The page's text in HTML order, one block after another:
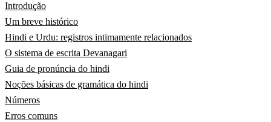
Introdução
Um breve histórico
Hindi e Urdu: registros intimamente relacionados
O sistema de escrita Devanagari
Guia de pronúncia do hindi
Noções básicas de gramática do hindi
Números
Erros comuns